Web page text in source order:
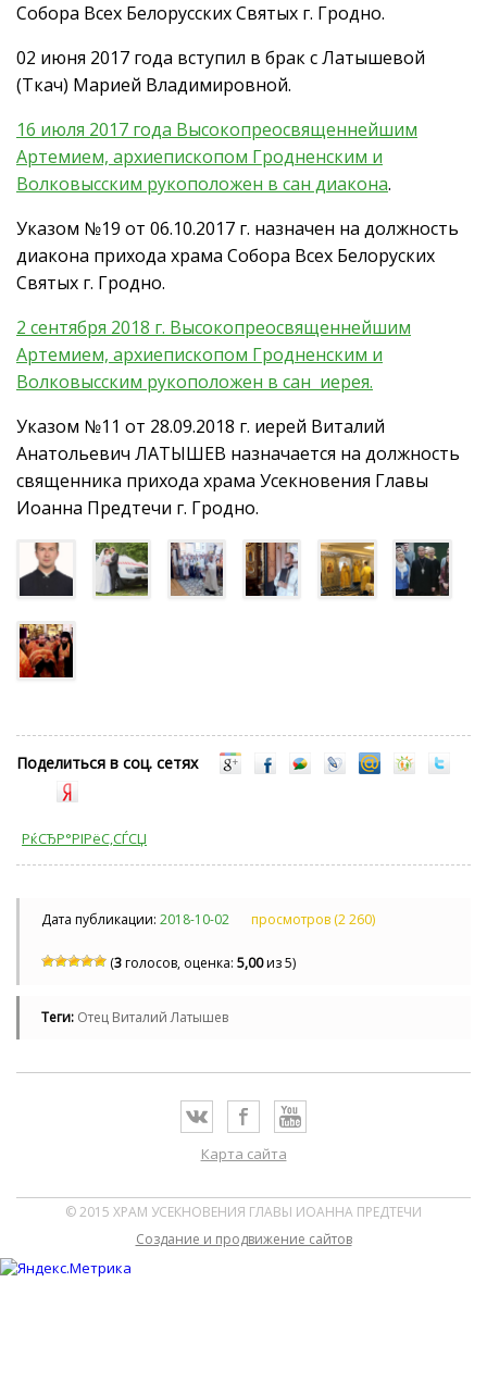
Собора Всех Белорусских Святых г. Гродно.
02 июня 2017 года вступил в брак с Латышевой
(Ткач) Марией Владимировной.
16 июля 2017 года Высокопреосвященнейшим
Артемием, архиепископом Гродненским и
Волковысским рукоположен в сан диакона.
Указом №19 от 06.10.2017 г. назначен на должность
диакона прихода храма Собора Всех Белоруских
Святых г. Гродно.
2 сентября 2018 г. Высокопреосвященнейшим
Артемием, архиепископом Гродненским и
Волковысским рукоположен в сан иерея.
Указом №11 от 28.09.2018 г. иерей Виталий
Анатольевич ЛАТЫШЕВ назначается на должность
священника прихода храма Усекновения Главы
Иоанна Предтечи г. Гродно.
Поделиться в соц. сетях
РќСЂР°РІРёС‚СЃСЏ
Дата публикации: 2018-10-02 просмотров (2 260)
(3голосов, оценка: 5,00из 5)
Теги: Отец Виталий Латышев
Карта сайта
© 2015 ХРАМ УСЕКНОВЕНИЯ ГЛАВЫ ИОАННА ПРЕДТЕЧИ
Cоздание и продвижение сайтов